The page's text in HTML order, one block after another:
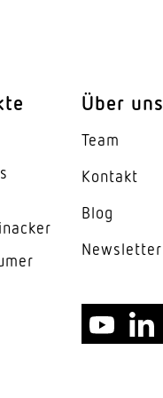
Über uns
Team
Kontakt
Blog
News­letter